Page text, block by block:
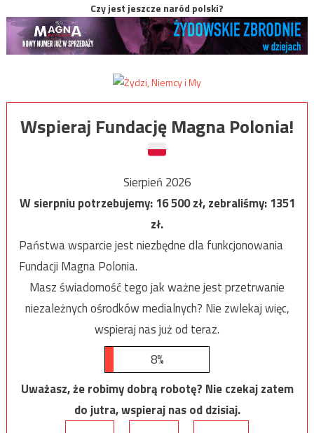
Czy jest jeszcze naród polski?
Wspieraj Fundację Magna Polonia!
Sierpień 2026
W sierpniu potrzebujemy:16 500zł, zebraliśmy:1351
zł.
Państwa wsparcie jest niezbędne dla funkcjonowania
Fundacji Magna Polonia.
Masz świadomość tego jak ważne jest przetrwanie
niezależnych ośrodków medialnych? Nie zwlekaj więc,
wspieraj nas już od teraz.
8%
Uważasz, że robimy dobrą robotę? Nie czekaj zatem
do jutra, wspieraj nas od dzisiaj.